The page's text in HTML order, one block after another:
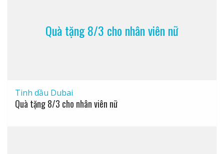
Quà tặng 8/3 cho nhân viên nữ
Tinh dầu Dubai
Quà tặng 8/3 cho nhân viên nữ